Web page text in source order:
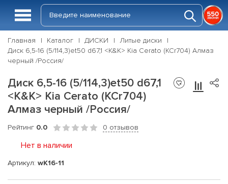
Главная Каталог ДИСКИ
Литые диски
Диск 6,5-16 (5/114,3)et50 d67,1 <K&K> Kia Cerato (КСr704) Алмаз
черный /Россия/
Диск 6,5-16 (5/114,3)et50 d67,1
<K&K> Kia Cerato (КСr704)
Алмаз черный /Россия/
Рейтинг 0.0 0 отзывов
Нет в наличии
Артикул: wK16-11